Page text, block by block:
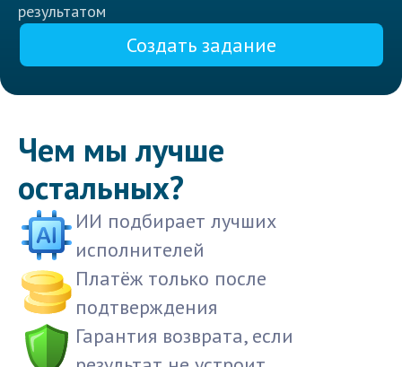
результатом
Создать задание
Чем мы лучше
остальных?
ИИ подбирает лучших
исполнителей
Платёж только после
подтверждения
Гарантия возврата, если